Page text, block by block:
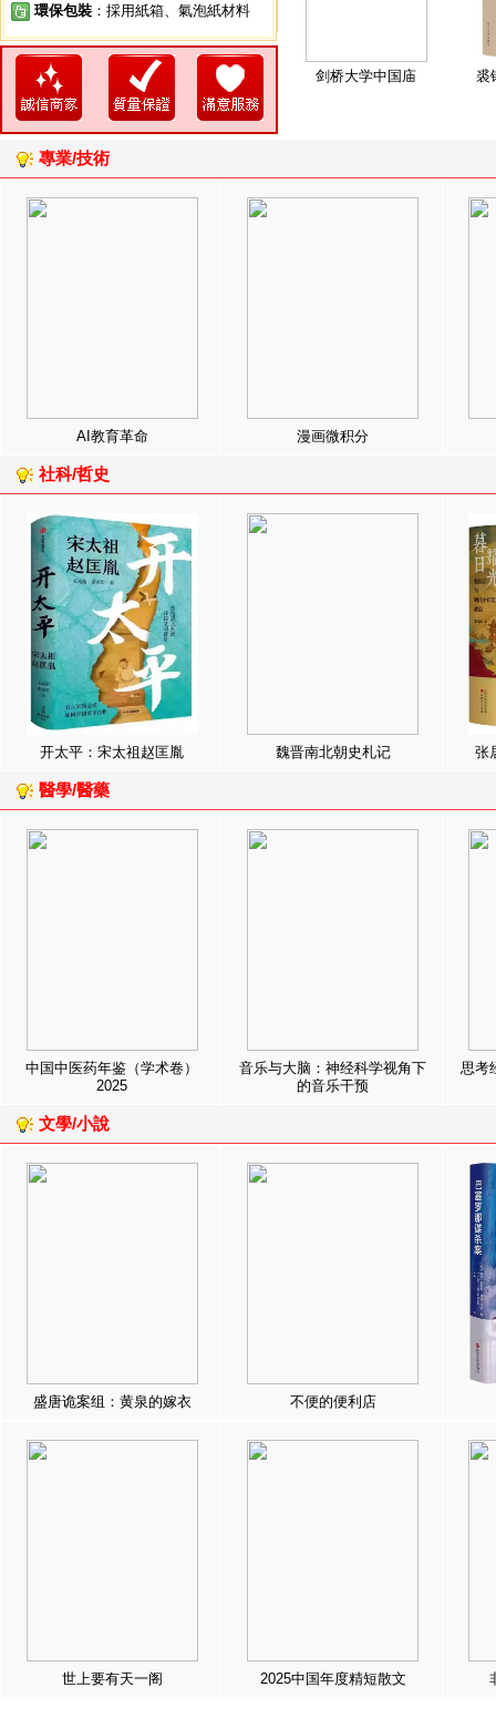
環保包裝 ：採用紙箱、氣泡紙材料
剑桥大学中国庙 裘
專業/技術
AI教育革命 漫画微积分
社科/哲史
开太平：宋太祖赵匡胤 魏晋南北朝史札记 张
醫學/醫藥
中国中医药年鉴（学术卷）
2025
音乐与大脑：神经科学视角下
的音乐干预
思考
文學/小說
盛唐诡案组：黄泉的嫁衣 不便的便利店
世上要有天一阁 2025中国年度精短散文